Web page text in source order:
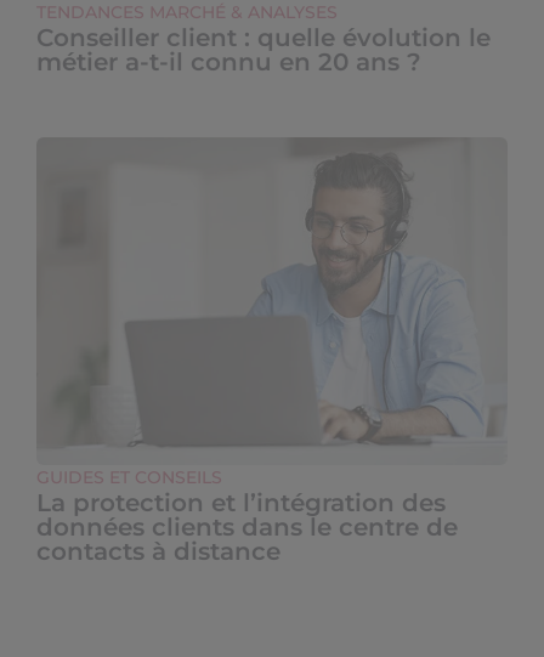
TENDANCES MARCHÉ & ANALYSES
Conseiller client : quelle évolution le
métier a-t-il connu en 20 ans ?
GUIDES ET CONSEILS
La protection et l’intégration des
données clients dans le centre de
contacts à distance